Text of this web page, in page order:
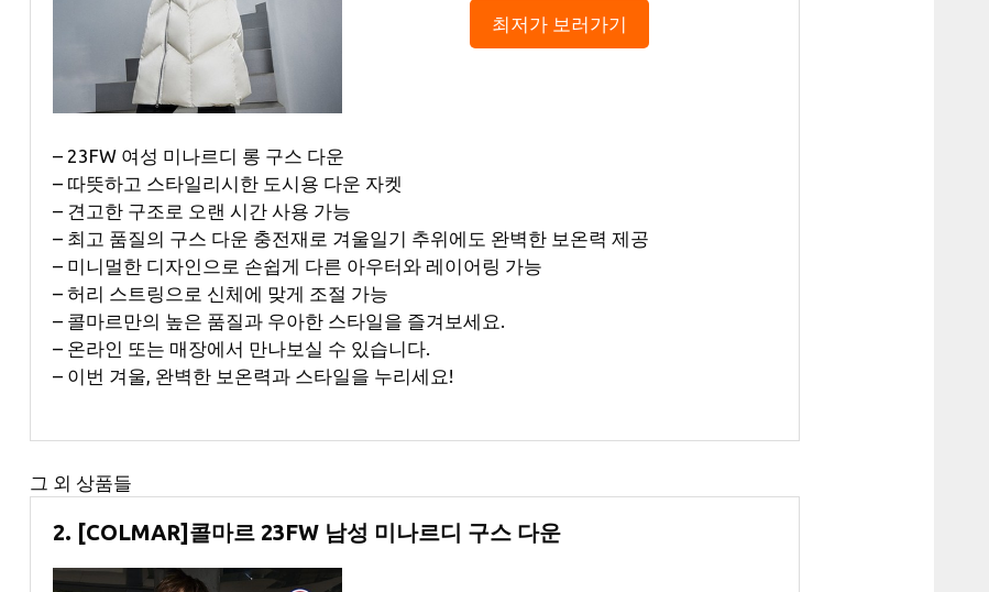
최저가 보러가기
– 23FW 여성 미나르디 롱 구스 다운
– 따뜻하고 스타일리시한 도시용 다운 자켓
– 견고한 구조로 오랜 시간 사용 가능
– 최고 품질의 구스 다운 충전재로 겨울일기 추위에도 완벽한 보온력 제공
– 미니멀한 디자인으로 손쉽게 다른 아우터와 레이어링 가능
– 허리 스트링으로 신체에 맞게 조절 가능
– 콜마르만의 높은 품질과 우아한 스타일을 즐겨보세요.
– 온라인 또는 매장에서 만나보실 수 있습니다.
– 이번 겨울, 완벽한 보온력과 스타일을 누리세요!
그 외 상품들
2. [COLMAR]콜마르 23FW 남성 미나르디 구스 다운